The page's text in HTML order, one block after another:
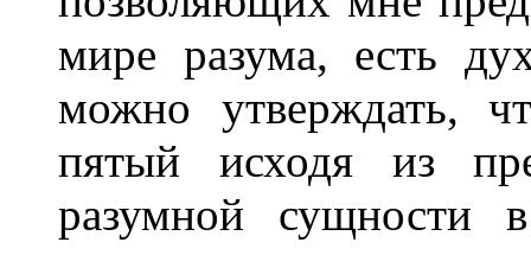
мире разума, есть
можно утверждать,
пятый исходя из
разумной